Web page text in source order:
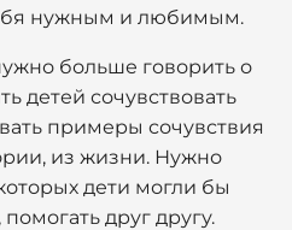
нужным и любимым.
больше говорить о
детей сочувствовать
примеры сочувствия
из жизни. Нужно
дети могли бы
друг другу.